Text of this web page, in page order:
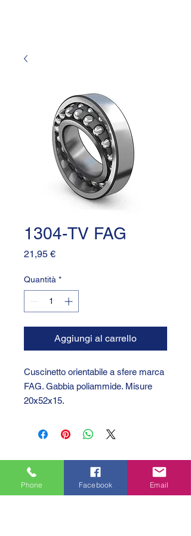
1304-TV FAG
21,95 €Prezzo
Quantità *
Aggiungi al carrello
Cuscinetto orientabile a sfere marca
FAG. Gabbia poliammide. Misure
20x52x15.
Phone Facebook Email